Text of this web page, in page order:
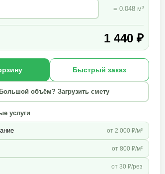
= 0.048 м³
1 440 ₽
Быстрый заказ
Большой объём? Загрузить смету
услуги
от 2 000 ₽/м³
от 800 ₽/м²
от 30 ₽/рез